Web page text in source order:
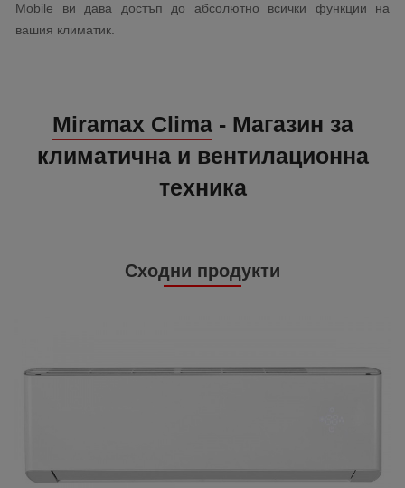
Mobile ви дава достъп до абсолютно всички функции на
вашия климатик.
Miramax Clima- Магазин за
климатична и вентилационна
техника
Сходни продукти